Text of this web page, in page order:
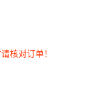
核对订单！